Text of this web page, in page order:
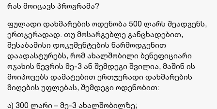
რას მოიცავს პროგრამა?
ფულადი დახმარების ოდენობა 500 ლარს შეადგენს,
ერთჯერადად. თუ მოსარგებლე განცხადებით,
შესაბამისი დოკუმენტების წარმოდგენით
დაადასტურებს, რომ ახალშობილი ბენეფიციარი
ოჯახის წევრის მე-3 ან შემდეგი შვილია, მაშინ ის
მოიპოვებს დამატებით ერთჯერადი დახმარების
მიღების უფლებას, შემდეგი ოდენობით:
ა) 300 ლარი – მე-3 ახალშობილზე;